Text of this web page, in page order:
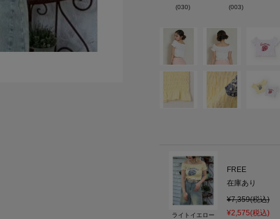
(030)
(003)
ライトイエロー
FREE
在庫あり
¥7,359(税込)
¥2,575(税込)